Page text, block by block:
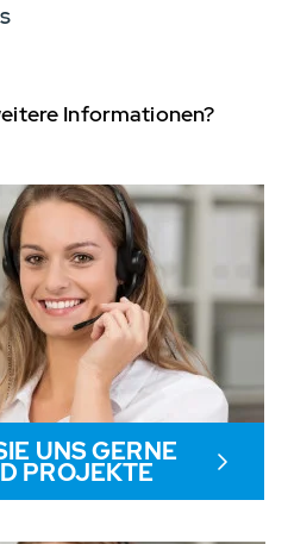
Informationen?
UNS GERNE
PROJEKTE